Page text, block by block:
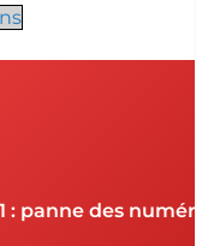
: panne des